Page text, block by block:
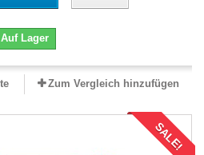
Auf Lager
Zum Vergleich hinzufügen
SALE!